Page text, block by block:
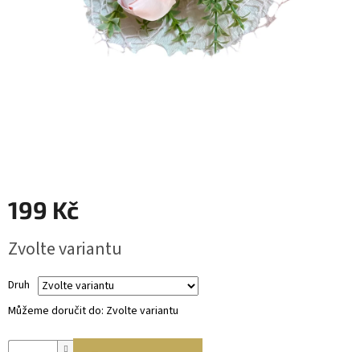
199 Kč
cena:
Zvolte variantu
Druh
Můžeme doručit do: Zvolte variantu